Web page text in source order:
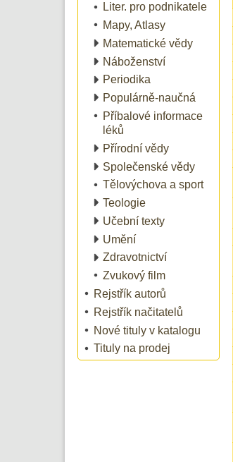
Liter. pro podnikatele
Mapy, Atlasy
Matematické vědy
Náboženství
Periodika
Populárně-naučná
Příbalové informace
léků
Přírodní vědy
Společenské vědy
Tělovýchova a sport
Teologie
Učební texty
Umění
Zdravotnictví
Zvukový film
Rejstřík autorů
Rejstřík načitatelů
Nové tituly v katalogu
Tituly na prodej